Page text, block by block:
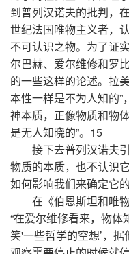
到普列汉诺夫的批判，
世纪法国唯物主义者，
不可认识之物。为了证
尔巴赫、爱尔维修和罗
的一些这样的论述。拉
本性一样是不为人知的”
神本质，正像物质和物
是无人知晓的”。15
接下去普列汉诺夫
物质的本质，也不认识
如何影响我们来确定它
在《伯恩斯坦和唯
“在爱尔维修看来，物
笑'一些哲学的空想’，